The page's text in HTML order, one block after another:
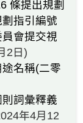
條提出規劃
指引編號
會提交視
2日)
名稱(二零
詞彙釋義
年4月12